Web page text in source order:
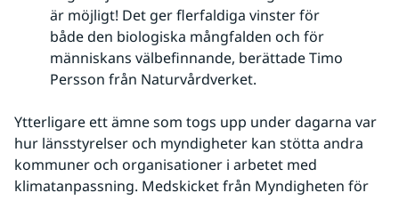
är möjligt! Det ger flerfaldiga vinster för
både den biologiska mångfalden och för
människans välbefinnande, berättade Timo
Persson från Naturvårdverket.
Ytterligare ett ämne som togs upp under dagarna var
hur länsstyrelser och myndigheter kan stötta andra
kommuner och organisationer i arbetet med
klimatanpassning. Medskicket från Myndigheten för